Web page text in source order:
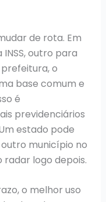
de rota. Em
outro para
o
base comum e
é
previdenciários
estado pode
município no
radar logo depois.
o melhor uso